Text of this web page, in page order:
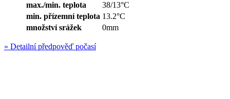
max./min. teplota
38/13°C
min. přízemní teplota 13.2°C
množství srážek
0mm
» Detailní předpověď počasí